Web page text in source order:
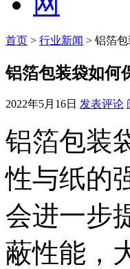
首页 > 行业新闻 > 铝箔
铝箔包装袋如何
2022年5月16日 发表评论
铝箔包装
性与纸的
会进一步
蔽性能，